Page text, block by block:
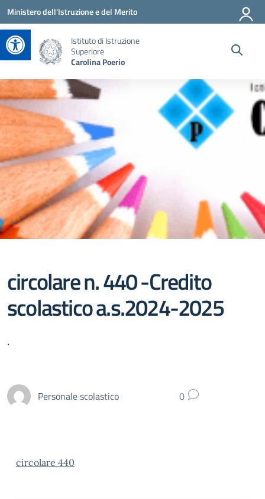
Apri la barra degli strumenti
Vai ai contenuti
Vai al menu di navigazione
Vai al footer
Ministero dell'Istruzione e del Merito
Istituto di Istruzione
Superiore
Carolina Poerio
circolare n. 440 -Credito
scolastico a.s.2024-2025
.
Personale scolastico 0
circolare 440